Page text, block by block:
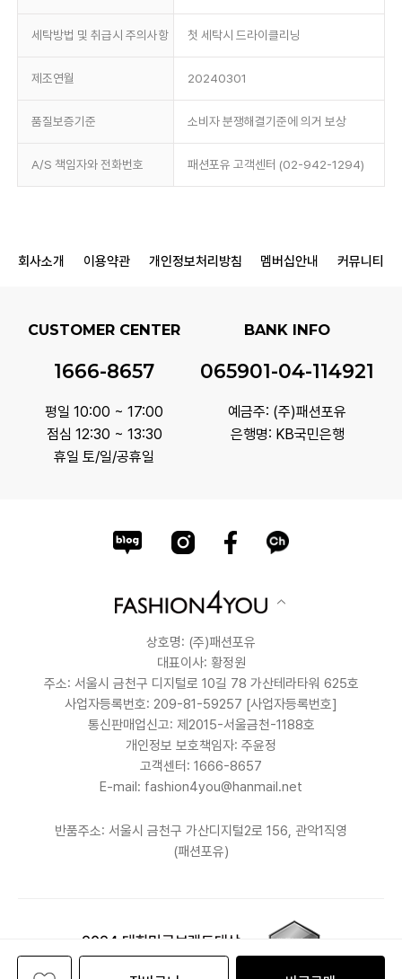
세탁방법 및 취급시 주의사항 첫 세탁시 드라이클리닝
제조연월 20240301
품질보증기준 소비자 분쟁해결기준에 의거 보상
A/S 책임자와 전화번호 패션포유 고객센터 (02-942-1294)
회사소개 이용약관 개인정보처리방침 멤버십안내 커뮤니티
CUSTOMER CENTER
1666-8657
평일 10:00 ~ 17:00
점심 12:30 ~ 13:30
휴일 토/일/공휴일
BANK INFO
065901-04-114921
예금주: (주)패션포유
은행명: KB국민은행
상호명: (주)패션포유
대표이사: 황정원
주소: 서울시 금천구 디지털로 10길 78 가산테라타워 625호
사업자등록번호: 209-81-59257 [사업자등록번호]
통신판매업신고: 제2015-서울금천-1188호
개인정보 보호책임자: 주윤정
고객센터: 1666-8657
E-mail: fashion4you@hanmail.net
반품주소: 서울시 금천구 가산디지털2로 156, 관악1직영
(패션포유)